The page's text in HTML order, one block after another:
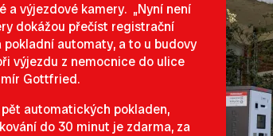
a výjezdové kamery. „Nyní není
dokážou přečíst registrační
automaty, a to u budovy
výjezdu z nemocnice do ulice
Gottfried.
automatických pokladen,
do 30 minut je zdarma, za